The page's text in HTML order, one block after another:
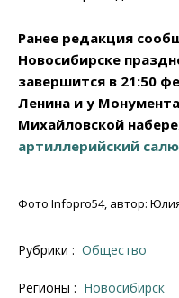
Ранее редакция
Новосибирске
завершится в 21:50
Ленина и у
Михайловской
артиллерийский
Фото Infopro54, автор:
Рубрики : Общество
Регионы : Новосибирск